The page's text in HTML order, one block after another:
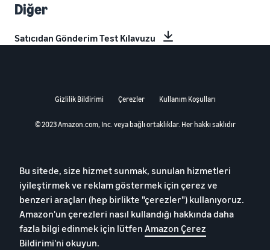
Diğer
Satıcıdan Gönderim Test Kılavuzu
Gizlilik Bildirimi Çerezler Kullanım Koşulları
© 2023 Amazon.com, Inc. veya bağlı ortaklıklar. Her hakkı saklıdır
Bu sitede, size hizmet sunmak, sunulan hizmetleri
iyileştirmek ve reklam göstermek için çerez ve
benzeri araçları (hep birlikte "çerezler") kullanıyoruz.
Amazon'un çerezleri nasıl kullandığı hakkında daha
fazla bilgi edinmek için lütfen Amazon Çerez
Bildirimi'ni okuyun.